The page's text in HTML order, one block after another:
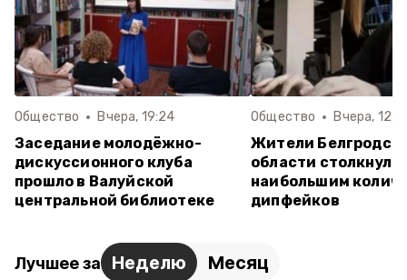
Общество Вчера, 19:24
Заседание молодёжно-
дискуссионного клуба
прошло в Валуйской
центральной библиотеке
Общество Вчера,
Жители
области
наибольшим
дипфейков
Лучшее за Неделю Месяц